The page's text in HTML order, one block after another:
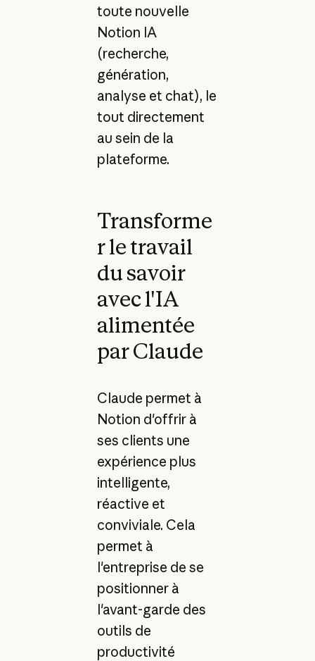
toute nouvelle
Notion IA
(recherche,
génération,
analyse et chat), le
tout directement
au sein de la
plateforme.
Transforme
r le travail
du savoir
avec l'IA
alimentée
par Claude
Claude permet à
Notion d'offrir à
ses clients une
expérience plus
intelligente,
réactive et
conviviale. Cela
permet à
l'entreprise de se
positionner à
l'avant-garde des
outils de
productivité